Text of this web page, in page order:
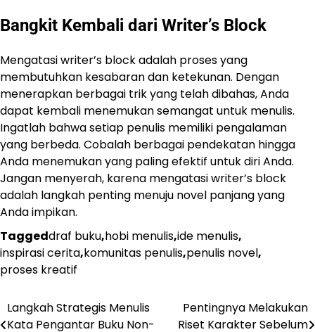
Bangkit Kembali dari Writer’s Block
Mengatasi writer’s block adalah proses yang
membutuhkan kesabaran dan ketekunan. Dengan
menerapkan berbagai trik yang telah dibahas, Anda
dapat kembali menemukan semangat untuk menulis.
Ingatlah bahwa setiap penulis memiliki pengalaman
yang berbeda. Cobalah berbagai pendekatan hingga
Anda menemukan yang paling efektif untuk diri Anda.
Jangan menyerah, karena mengatasi writer’s block
adalah langkah penting menuju novel panjang yang
Anda impikan.
Taggeddraf buku,hobi menulis,ide menulis,
inspirasi cerita,komunitas penulis,penulis novel,
proses kreatif
Navigasi
Langkah Strategis Menulis
Kata Pengantar Buku Non-
Pentingnya Melakukan
Riset Karakter Sebelum